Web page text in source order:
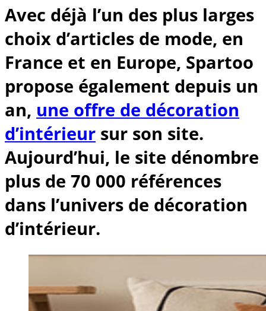
Avec déjà l’un des plus larges
choix d’articles de mode, en
France et en Europe, Spartoo
propose également depuis un
an, une offre de décoration
d’intérieur sur son site.
Aujourd’hui, le site dénombre
plus de 70 000 références
dans l’univers de décoration
d’intérieur.